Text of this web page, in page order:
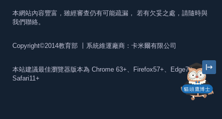
貓頭鷹博士
本網站內容豐富，雖經審查仍有可能疏漏， 若有欠妥之處，請隨時與
我們聯絡。
Copyright©2014教育部 丨系統維運廠商：卡米爾有限公司
本站建議最佳瀏覽器版本為 Chrome 63+、Firefox57+、Edge79+及
Safari11+